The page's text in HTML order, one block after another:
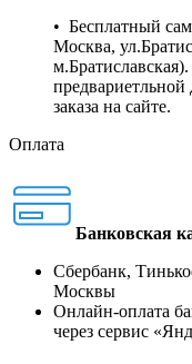
• Бесплатный
Москва,
заказа на сайте.
Оплата
Банковская
Сбербанк,
Москвы
Онлайн-оплата
через сервис «